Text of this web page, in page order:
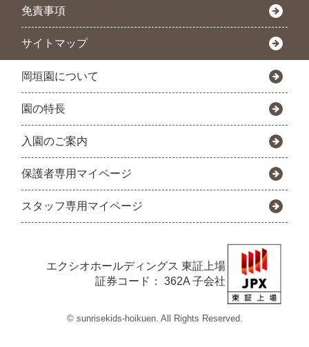
免責事項
サイトマップ
岡垣園について
園の特長
入園のご案内
保護者専用マイページ
スタッフ専用マイページ
エクシオホールディングス 東証上場
証券コード： 362A 子会社
© sunrisekids-hoikuen. All Rights Reserved.